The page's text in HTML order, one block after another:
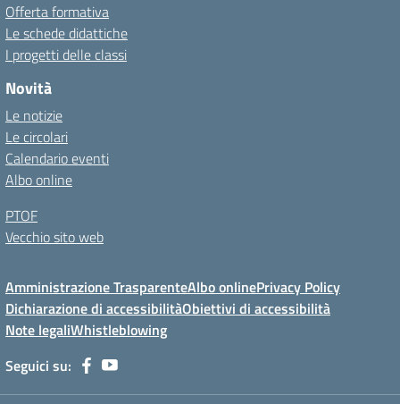
Offerta formativa
Le schede didattiche
I progetti delle classi
Novità
Le notizie
Le circolari
Calendario eventi
Albo online
PTOF
Vecchio sito web
Amministrazione TrasparenteAlbo onlinePrivacy Policy
Dichiarazione di accessibilitàObiettivi di accessibilità
Note legaliWhistleblowing
Seguici su: